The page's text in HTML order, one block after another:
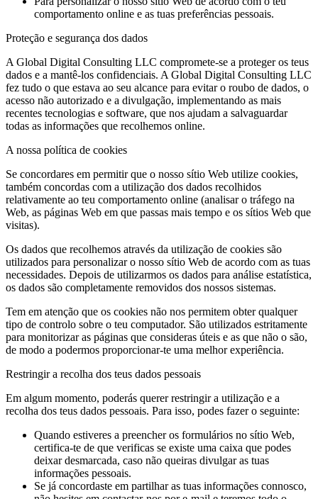
comportamento online e as tuas preferências pessoais.
Proteção e segurança dos dados
A Global Digital Consulting LLC compromete-se a proteger os teus
dados e a mantê-los confidenciais. A Global Digital Consulting LLC
fez tudo o que estava ao seu alcance para evitar o roubo de dados, o
acesso não autorizado e a divulgação, implementando as mais
recentes tecnologias e software, que nos ajudam a salvaguardar
todas as informações que recolhemos online.
A nossa política de cookies
Se concordares em permitir que o nosso sítio Web utilize cookies,
também concordas com a utilização dos dados recolhidos
relativamente ao teu comportamento online (analisar o tráfego na
Web, as páginas Web em que passas mais tempo e os sítios Web que
visitas).
Os dados que recolhemos através da utilização de cookies são
utilizados para personalizar o nosso sítio Web de acordo com as tuas
necessidades. Depois de utilizarmos os dados para análise estatística,
os dados são completamente removidos dos nossos sistemas.
Tem em atenção que os cookies não nos permitem obter qualquer
tipo de controlo sobre o teu computador. São utilizados estritamente
para monitorizar as páginas que consideras úteis e as que não o são,
de modo a podermos proporcionar-te uma melhor experiência.
Restringir a recolha dos teus dados pessoais
Em algum momento, poderás querer restringir a utilização e a
recolha dos teus dados pessoais. Para isso, podes fazer o seguinte:
Quando estiveres a preencher os formulários no sítio Web,
certifica-te de que verificas se existe uma caixa que podes
deixar desmarcada, caso não queiras divulgar as tuas
informações pessoais.
Se já concordaste em partilhar as tuas informações connosco,